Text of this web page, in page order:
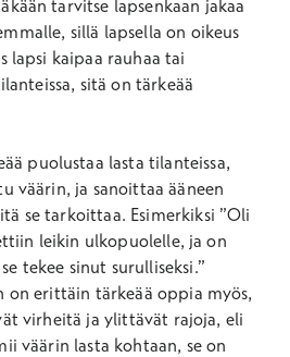
tarvitse lapsenkaan jakaa
sillä lapsella on oikeus
lapsi kaipaa rauhaa tai
sitä on tärkeää
puolustaa lasta tilanteissa,
väärin, ja sanoittaa ääneen
se tarkoittaa. Esimerkiksi ”Oli
leikin ulkopuolelle, ja on
tekee sinut surulliseksi.”
on erittäin tärkeää oppia myös,
virheitä ja ylittävät rajoja, eli
väärin lasta kohtaan, se on